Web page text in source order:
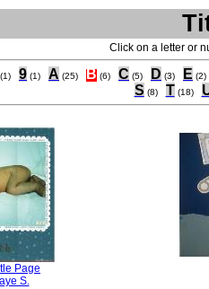
Click on a letter or
(1) 9 (1) A (25) B (6) C (5) D (3) E (2)
S (8) T (18)
Page
S.